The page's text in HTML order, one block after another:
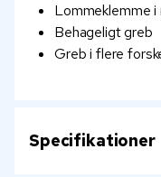
Lommeklemme i
Behageligt greb
Greb i flere
Specifikationer